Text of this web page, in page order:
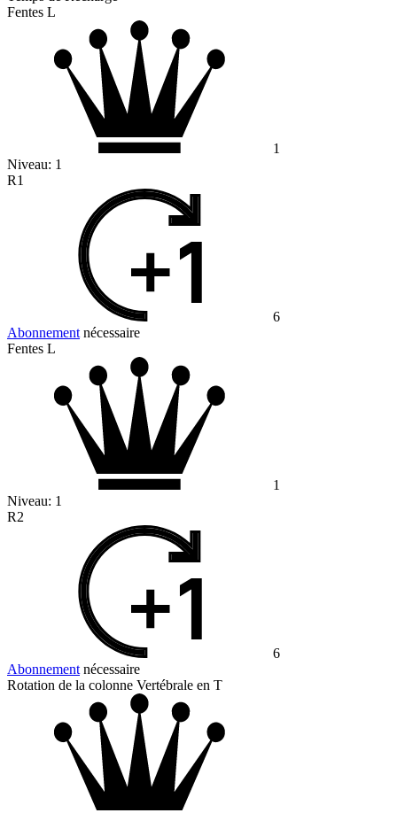
Fentes L
1
Niveau: 1
R1
6
Abonnement nécessaire
Fentes L
1
Niveau: 1
R2
6
Abonnement nécessaire
Rotation de la colonne Vertébrale en T